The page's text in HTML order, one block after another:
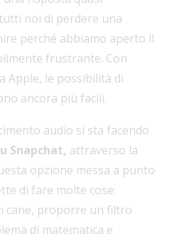
noi di perdere una
perché abbiamo aperto il
frustrante. Con
Apple, le possibilità di
ancora più facili.
audio si sta facendo
Snapchat, attraverso la
opzione messa a punto
di fare molte cose:
cane, proporre un filtro
di matematica e